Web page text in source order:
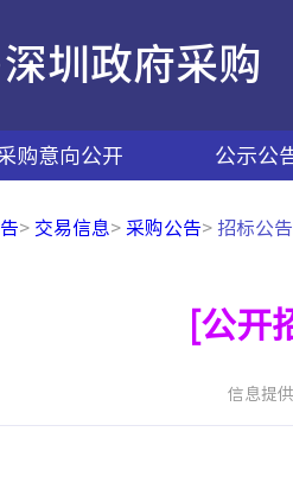
圳政府采购
购意向公开 公示公
> 交易信息>采购公告> 招标公告
[公开
信息提